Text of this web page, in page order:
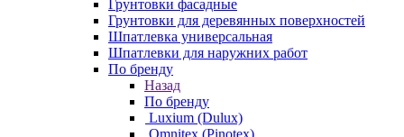
Грунтовки фасадные
Грунтовки для деревянных поверхностей
Шпатлевка универсальная
Шпатлевки для наружних работ
По бренду
Назад
По бренду
Luxium (Dulux)
Omnitex (Pinotex)